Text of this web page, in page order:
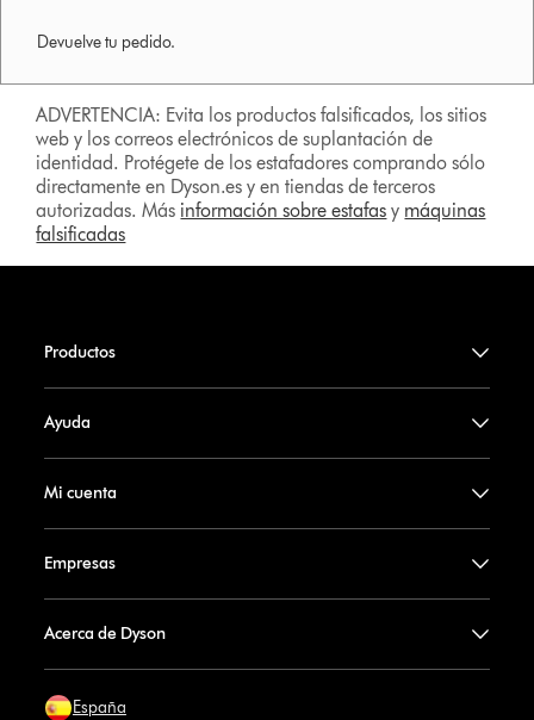
Devuelve tu pedido.
ADVERTENCIA: Evita los productos falsificados, los sitios
web y los correos electrónicos de suplantación de
identidad. Protégete de los estafadores comprando sólo
directamente en Dyson.es y en tiendas de terceros
autorizadas. Más información sobre estafas y máquinas
falsificadas
Productos
Ayuda
Mi cuenta
Empresas
Acerca de Dyson
España